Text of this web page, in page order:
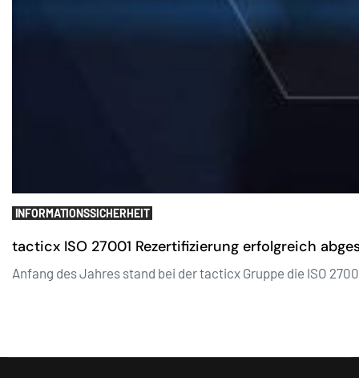
INFORMATIONSSICHERHEIT
tacticx ISO 27001 Rezertifizierung erfolgreich
Anfang des Jahres stand bei der tacticx Gruppe die ISO